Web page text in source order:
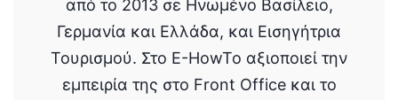
από το 2013 σε Ηνωμένο Βασίλειο,
Γερμανία και Ελλάδα, και Εισηγήτρια
Τουρισμού. Στο E-HowTo αξιοποιεί την
εμπειρία της στο Front Office και το